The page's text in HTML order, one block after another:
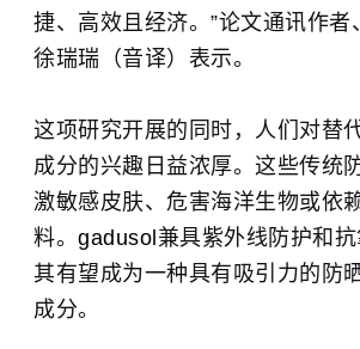
捷、高效且经济。”论文通讯作者、
徐瑞瑞（音译）表示。
这项研究开展的同时，人们对替
成分的兴趣日益浓厚。这些传统
激敏感皮肤、危害海洋生物或依
料。 gadusol兼具紫外线防护和
其有望成为一种具有吸引力的防
成分。